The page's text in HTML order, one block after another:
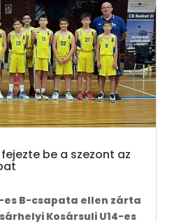
be a szezont az
es B-csapata ellen zárta
Kosársuli U14-es